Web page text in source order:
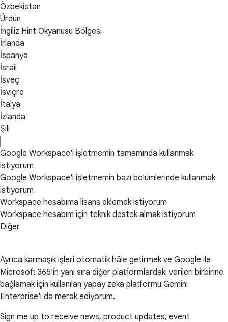
Özbekistan
Ürdün
İngiliz Hint Okyanusu Bölgesi
İrlanda
İspanya
İsrail
İsveç
İsviçre
İtalya
İzlanda
Şili
Google Workspace'i işletmemin tamamında kullanmak
istiyorum
Google Workspace'i işletmemin bazı bölümlerinde kullanmak
istiyorum
Workspace hesabıma lisans eklemek istiyorum
Workspace hesabım için teknik destek almak istiyorum
Diğer
Ayrıca karmaşık işleri otomatik hâle getirmek ve Google ile
Microsoft 365'in yanı sıra diğer platformlardaki verileri birbirine
bağlamak için kullanılan yapay zeka platformu Gemini
Enterprise'ı da merak ediyorum.
Sign me up to receive news, product updates, event